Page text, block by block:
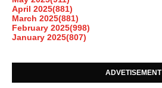
April 2025(881)
March 2025(881)
February 2025(998)
January 2025(807)
ADVETISEMENT